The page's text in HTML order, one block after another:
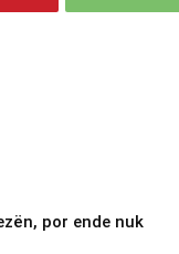
por ende nuk